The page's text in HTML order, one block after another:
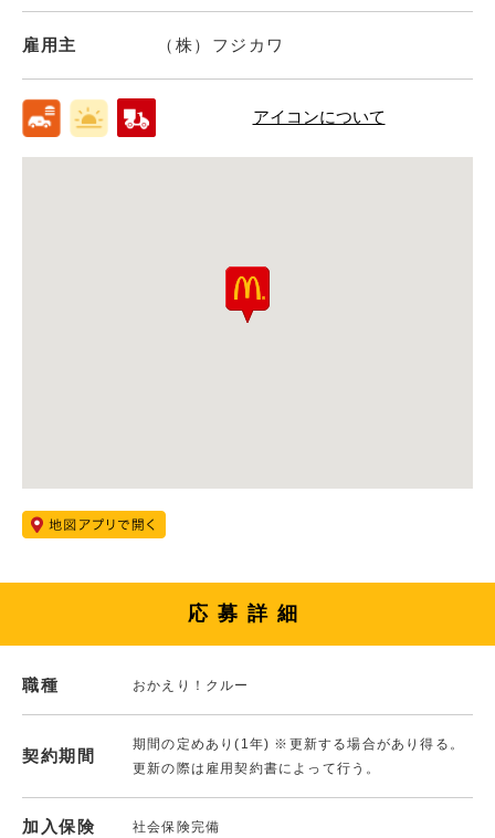
雇用主 （株）フジカワ
アイコンについて
応募詳細
職種 おかえり！クルー
契約期間
期間の定めあり(1年) ※更新する場合があり得る。
更新の際は雇用契約書によって行う。
加入保険 社会保険完備